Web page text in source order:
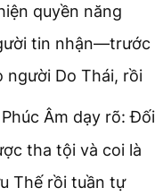
quyền năng
tin nhận—trước
người Do Thái, rồi
Phúc Âm dạy rõ: Đối
tha tội và coi là
Thế rồi tuần tự